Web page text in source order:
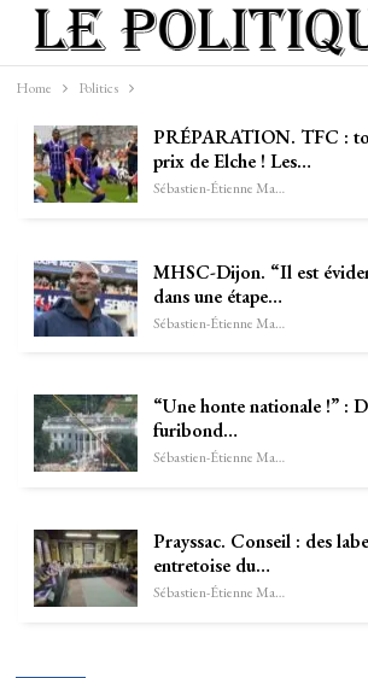
Home Politics
PRÉPARATION. TFC :
prix de Elche ! Les…
Sébastien-Étienne Marechal
MHSC-Dijon. “Il est
dans une étape…
Sébastien-Étienne Marechal
“Une honte nationale !” :
furibond…
Sébastien-Étienne Marechal
Prayssac. Conseil : des
entretoise du…
Sébastien-Étienne Marechal